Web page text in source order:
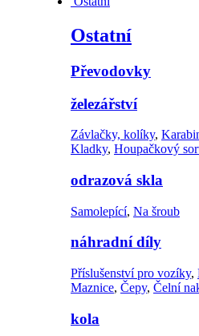
Ostatní
Převodovky
železářství
Závlačky, kolíky,
Kladky, Houpačkový
odrazová skla
Samolepící, Na šroub
náhradní díly
Příslušenství pro vozíky,
Maznice, Čepy, Čelní
kola